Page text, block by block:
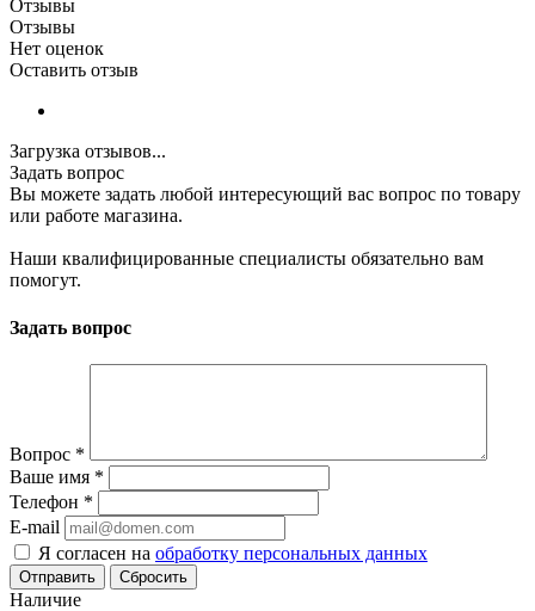
Отзывы
Отзывы
Нет оценок
Оставить отзыв
Загрузка отзывов...
Задать вопрос
Вы можете задать любой интересующий вас вопрос по товару
или работе магазина.
Наши квалифицированные специалисты обязательно вам
помогут.
Задать вопрос
Вопрос *
Ваше имя *
Телефон *
E-mail
Я согласен на обработку персональных данных
Сбросить
Наличие